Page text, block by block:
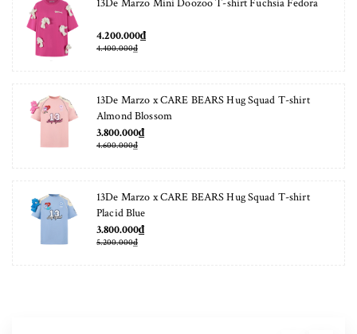
13De Marzo Mini Doozoo T-shirt Fuchsia Fedora
4.200.000₫
4.400.000₫
13De Marzo x CARE BEARS Hug Squad T-shirt
Almond Blossom
3.800.000₫
4.600.000₫
13De Marzo x CARE BEARS Hug Squad T-shirt
Placid Blue
3.800.000₫
5.200.000₫